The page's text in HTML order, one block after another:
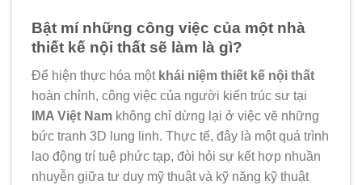
Bật mí những công việc của một nhà
thiết kế nội thất sẽ làm là gì?
Để hiện thực hóa một khái niệm thiết kế nội thất
hoàn chỉnh, công việc của người kiến trúc sư tại
IMA Việt Nam không chỉ dừng lại ở việc vẽ những
bức tranh 3D lung linh. Thực tế, đây là một quá trình
lao động trí tuệ phức tạp, đòi hỏi sự kết hợp nhuần
nhuyễn giữa tư duy mỹ thuật và kỹ năng kỹ thuật